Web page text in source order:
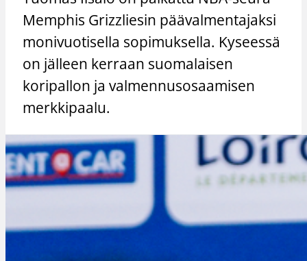
Memphis Grizzliesin päävalmentajaksi
monivuotisella sopimuksella. Kyseessä
on jälleen kerraan suomalaisen
koripallon ja valmennusosaamisen
merkkipaalu.